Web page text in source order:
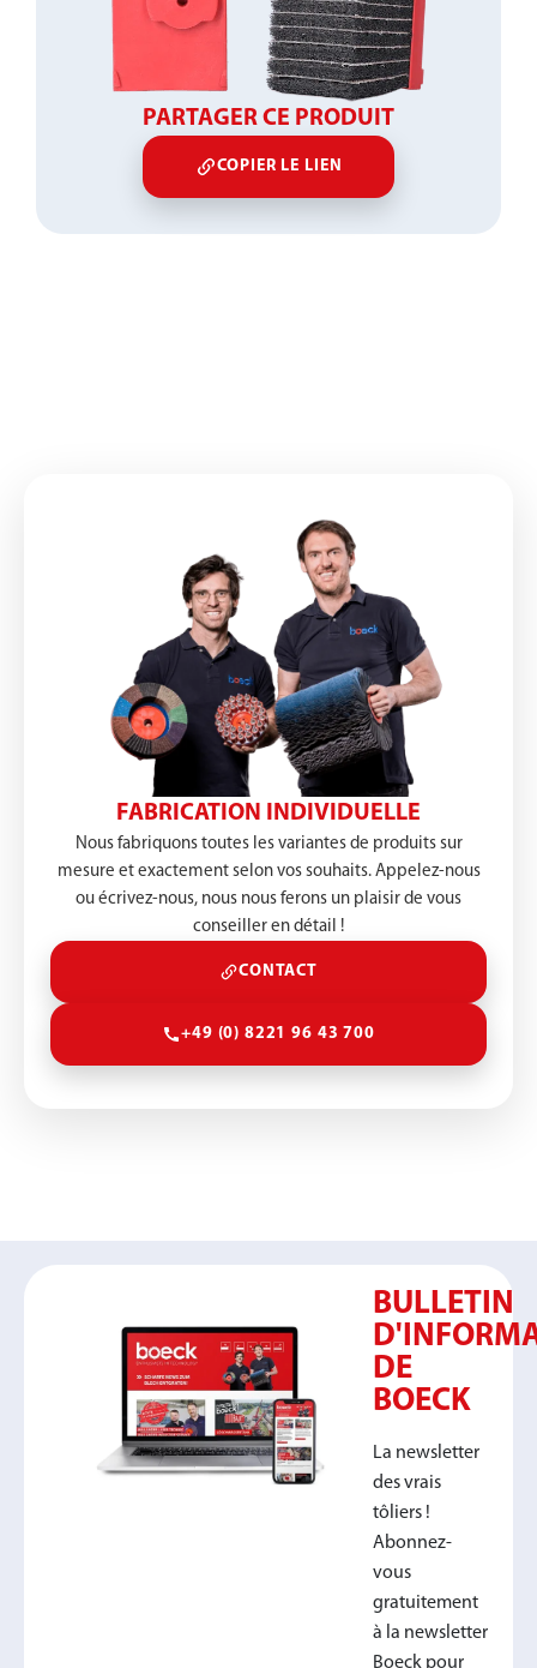
PARTAGER CE PRODUIT
COPIER LE LIEN
FABRICATION INDIVIDUELLE
Nous fabriquons toutes les variantes de produits sur
mesure et exactement selon vos souhaits. Appelez-nous
ou écrivez-nous, nous nous ferons un plaisir de vous
conseiller en détail !
CONTACT
+49 (0) 8221 96 43 700
BULLETIN
DE
BOECK
La newsletter
des vrais
tôliers !
Abonnez-
vous
gratuitement
à la newsletter
Boeck pour